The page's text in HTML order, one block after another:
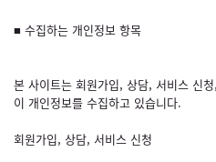
■ 수집하는 개인정보 항목
본 사이트는 회원가입, 상담, 서비스 신
이 개인정보를 수집하고 있습니다.
회원가입, 상담, 서비스 신청